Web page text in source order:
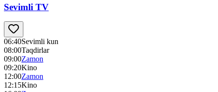
Sevimli TV
06:40Sevimli kun
08:00Taqdirlar
09:00Zamon
09:20Kino
12:00Zamon
12:15Kino